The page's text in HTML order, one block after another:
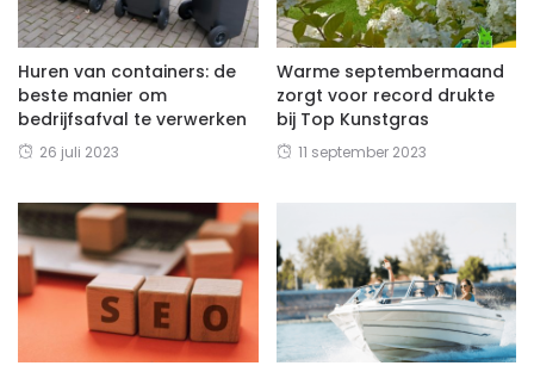
Huren van containers: de
beste manier om
bedrijfsafval te verwerken
26 juli 2023
Warme septembermaand
zorgt voor record drukte
bij Top Kunstgras
11 september 2023